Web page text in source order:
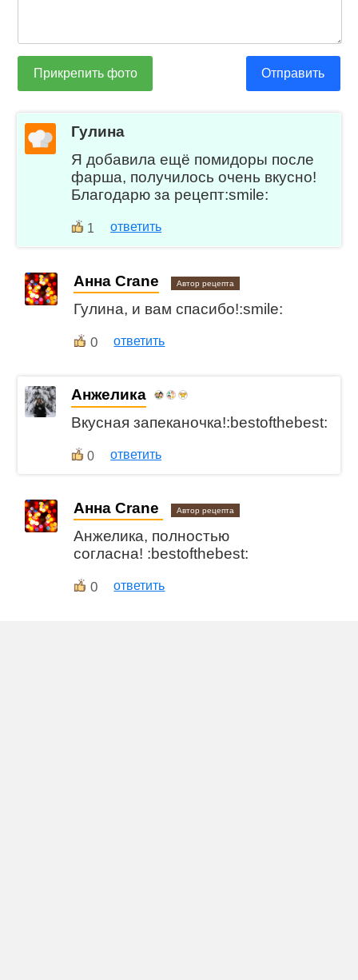
Прикрепить фото Отправить
Гулина
Я добавила ещё помидоры после
фарша, получилось очень вкусно!
Благодарю за рецепт:smile:
1 ответить
Анна Crane Автор рецепта
Гулина, и вам спасибо!:smile:
0 ответить
Анжелика
Вкусная запеканочка!:bestofthebest:
0 ответить
Анна Crane Автор рецепта
Анжелика, полностью
согласна! :bestofthebest:
0 ответить